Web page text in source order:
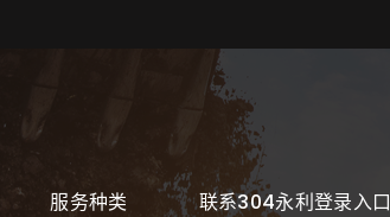
服务种类 联系304永利登录入口